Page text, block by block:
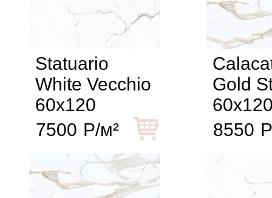
Statuario
White Vecchio
60x120
7500 Р/м²
Gold
8550